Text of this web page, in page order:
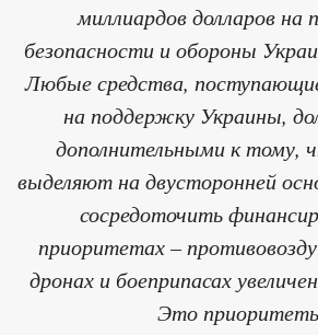
миллиардов долларов на
безопасности и обороны
Любые средства,
на поддержку Украины,
дополнительными к тому,
выделяют на двусторонней
сосредоточить
приоритетах –
дронах и боеприпасах
Это